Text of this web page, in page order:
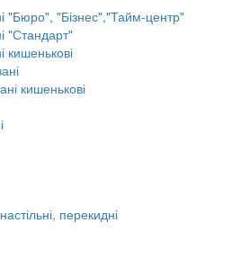
"Бюро", "Бізнес","Тайм-центр"
"Стандарт"
кишенькові
кишенькові
перекидні